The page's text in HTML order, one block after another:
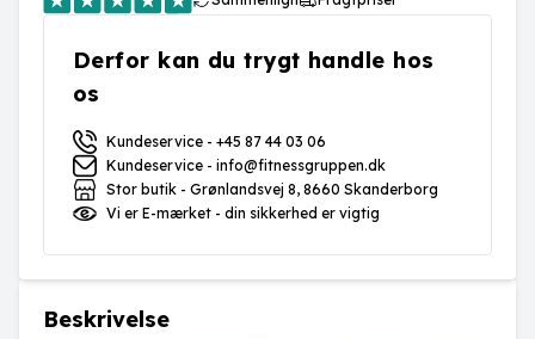
Derfor kan du trygt handle hos
os
Kundeservice - +45 87 44 03 06
Kundeservice - info@fitnessgruppen.dk
Stor butik - Grønlandsvej 8, 8660 Skanderborg
Vi er E-mærket - din sikkerhed er vigtig
Beskrivelse